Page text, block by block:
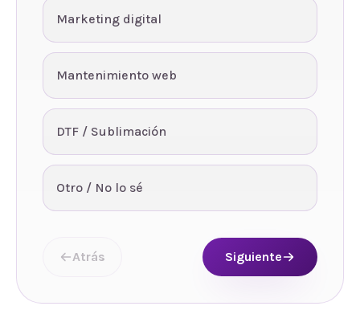
Marketing digital
Mantenimiento web
DTF / Sublimación
Otro / No lo sé
Atrás Siguiente